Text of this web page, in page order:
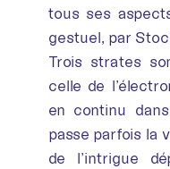
tous ses
gestuel, par
Trois strates
celle de
en continu
passe parfois la
de l’intrigue